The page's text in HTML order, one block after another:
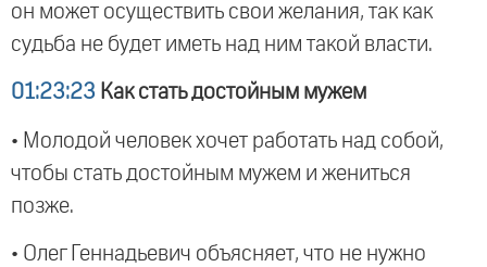
он может осуществить свои желания, так как
судьба не будет иметь над ним такой власти.
01:23:23 Как стать достойным мужем
• Молодой человек хочет работать над собой,
чтобы стать достойным мужем и жениться
позже.
• Олег Геннадьевич объясняет, что не нужно